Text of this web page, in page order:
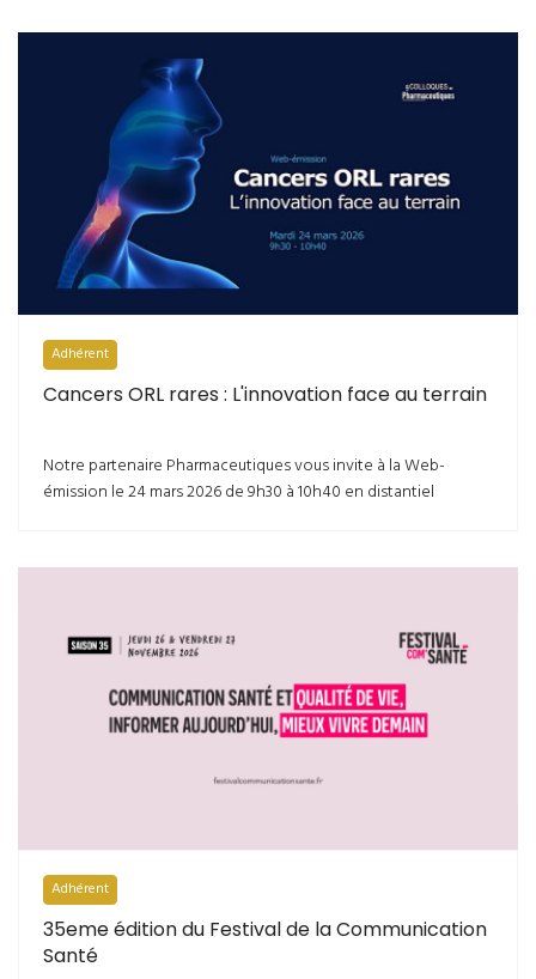
Adhérent
Cancers ORL rares : L'innovation face au terrain
Notre partenaire Pharmaceutiques vous invite à la Web-
émission le 24 mars 2026 de 9h30 à 10h40 en distantiel
Adhérent
35eme édition du Festival de la Communication
Santé